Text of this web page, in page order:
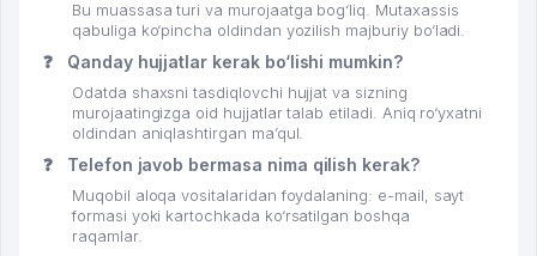
Bu muassasa turi va murojaatga bog‘liq. Mutaxassis
qabuliga ko‘pincha oldindan yozilish majburiy bo‘ladi.
❓ Qanday hujjatlar kerak bo‘lishi mumkin?
Odatda shaxsni tasdiqlovchi hujjat va sizning
murojaatingizga oid hujjatlar talab etiladi. Aniq ro‘yxatni
oldindan aniqlashtirgan ma’qul.
❓ Telefon javob bermasa nima qilish kerak?
Muqobil aloqa vositalaridan foydalaning: e-mail, sayt
formasi yoki kartochkada ko‘rsatilgan boshqa
raqamlar.